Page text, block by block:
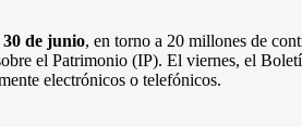
de junio, en torno a 20 millones de
el Patrimonio (IP). El viernes, el
electrónicos o telefónicos.